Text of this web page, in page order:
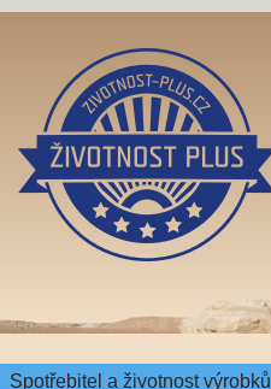
Spotřebitel a životnost výrobků